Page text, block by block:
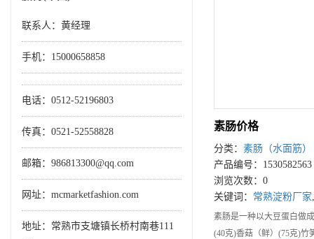
联系人：黄经理
手机： 15000658858
电话：0512-52196803
传真：0521-52558828
邮箱：986813300@qq.com
网址：mcmarketfashion.com
地址：常熟市支塘镇长桥村南巷111
素肠价格
分类： 素肠（水面筋）
产品编号：1530582563
浏览次数：0
关键词： 常熟淀粉厂家,
素肠是一种以大豆蛋白做
(40克)香菇（鲜）(75克)竹